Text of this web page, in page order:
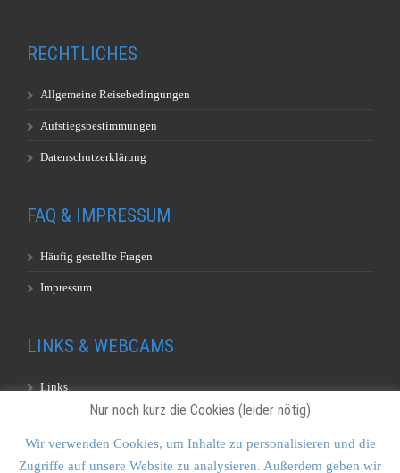
RECHTLICHES
Allgemeine Reisebedingungen
Aufstiegsbestimmungen
Datenschutzerklärung
FAQ & IMPRESSUM
Häufig gestellte Fragen
Impressum
LINKS & WEBCAMS
Links
Nur noch kurz die Cookies (leider nötig)
Wir verwenden Cookies, um Inhalte zu personalisieren und die
Zugriffe auf unsere Website zu analysieren. Außerdem geben wir